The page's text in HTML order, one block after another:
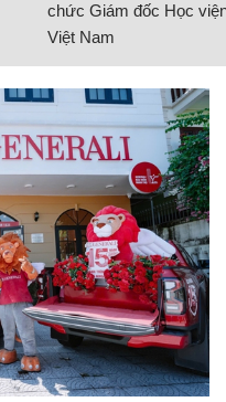
chức Giám đốc Học
Việt Nam